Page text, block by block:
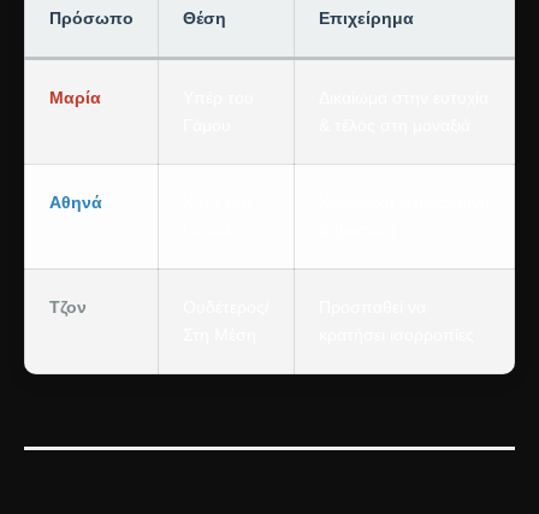
Πρόσωπο Θέση Επιχείρημα
Μαρία
Αθηνά
Τζον